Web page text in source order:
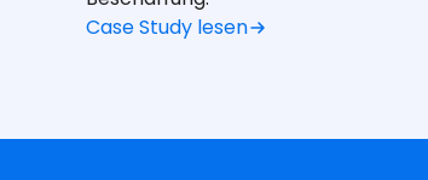
Case Study lesen